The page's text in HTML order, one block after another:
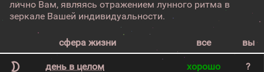
лично Вам, являясь отражением лунного ритма в
зеркале Вашей индивидуальности.
сфера жизни все вы
день в целом хорошо ?